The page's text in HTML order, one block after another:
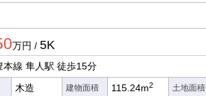
万円 / 5K
本線 隼人駅 徒歩15分
木造 建物面積 115.24m2 土地面積